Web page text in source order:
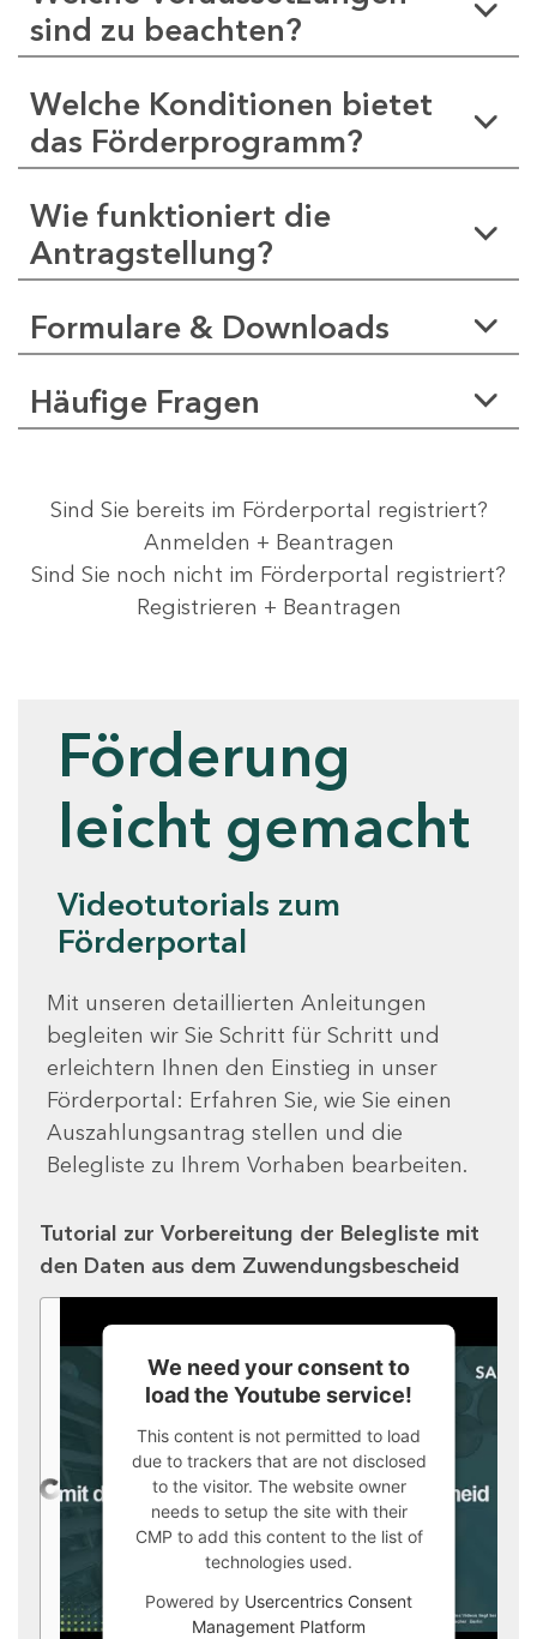
sind zu beachten?
Welche Konditionen bietet
das Förderprogramm?
Wie funktioniert die
Antragstellung?
Formulare & Downloads
Häufige Fragen
Sind Sie bereits im Förderportal registriert?
Anmelden + Beantragen
Sind Sie noch nicht im Förderportal registriert?
Registrieren + Beantragen
Förderung
leicht gemacht
Videotutorials zum
Förderportal
Mit unseren detaillierten Anleitungen
begleiten wir Sie Schritt für Schritt und
erleichtern Ihnen den Einstieg in unser
Förderportal: Erfahren Sie, wie Sie einen
Auszahlungsantrag stellen und die
Belegliste zu Ihrem Vorhaben bearbeiten.
Tutorial zur Vorbereitung der Belegliste mit
den Daten aus dem Zuwendungsbescheid
We need your consent to
load the Youtube service!
This content is not permitted to load
due to trackers that are not disclosed
to the visitor. The website owner
needs to setup the site with their
CMP to add this content to the list of
technologies used.
Powered by Usercentrics Consent
Management Platform